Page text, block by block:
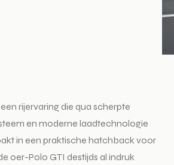
rijervaring die qua scherpte
en moderne laadtechnologie
in een praktische hatchback voor
oer-Polo GTI destijds al indruk